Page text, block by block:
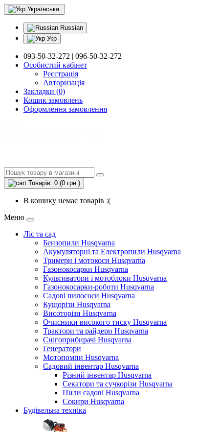
Українська
Russian
Укр
093-50-32-272 | 096-50-32-272
Особистий кабінет
Реєстрація
Авторизація
Закладки (0)
Кошик замовлень
Оформлення замовлення
Товарів: 0 (0 грн.)
В кошику немає товарів :(
Меню
Ліс та сад
Бензопили Husqvarna
Акумуляторні та Електропили Husqvarna
Тримери і мотокоси Husqvarna
Газонокосарки Husqvarna
Культиватори і мотоблоки Husqvarna
Газонокосарки-роботи Husqvarna
Садові пилососи Husqvarna
Кущорізи Husqvarna
Висоторізи Husqvarna
Очисники високого тиску Husqvarna
Трактори та райдери Husqvarna
Снігоприбирачі Husqvarna
Генератори
Мотопомпи Husqvarna
Садовий інвентар Husqvarna
Різний інвентар Husqvarna
Секатори та сучкорізи Husqvarna
Пили садові Husqvarna
Сокири Husqvarna
Будівельна техніка